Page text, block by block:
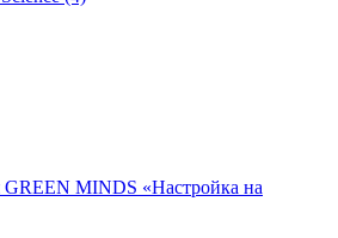
MINDS «Настройка на